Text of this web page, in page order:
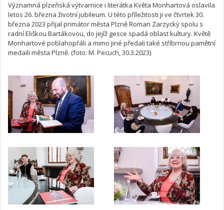
Významná plzeňská výtvarnice i literátka Květa Monhartová oslavila
letos 26. března životní jubileum. U této příležitosti ji ve čtvrtek 30.
března 2023 přijal primátor města Plzně Roman Zarzycký spolu s
radní Eliškou Bartákovou, do jejíž gesce spadá oblast kultury. Květě
Monhartové poblahopřáli a mimo jiné předali také stříbrnou pamětní
medaili města Plzně. (foto: M. Pecuch, 30.3.2023)